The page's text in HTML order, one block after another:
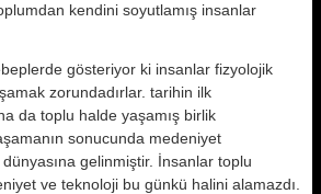
kendini soyutlamış insanlar
gösteriyor ki insanlar fizyolojik
zorundadırlar. tarihin ilk
da toplu halde yaşamış birlik
sonucunda medeniyet
gelinmiştir. İnsanlar toplu
ve teknoloji bu günkü halini alamazdı.